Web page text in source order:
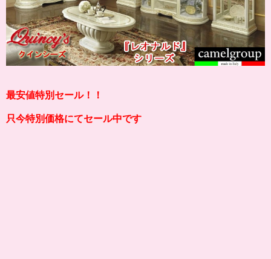
最安値特別セール！！
只今特別価格にてセール中です